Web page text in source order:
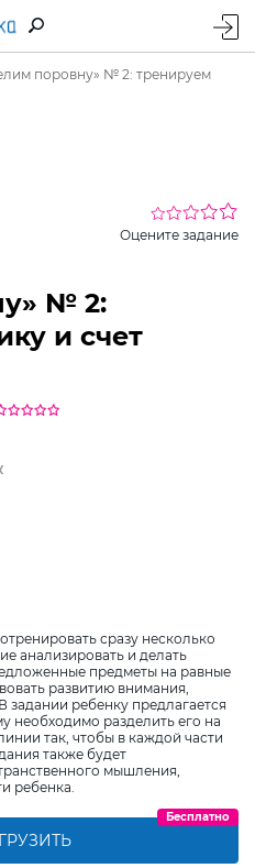
поровну» № 2: тренируем
Оцените задание
№ 2:
и счет
сразу несколько
анализировать и делать
предметы на равные
развитию внимания,
ребенку предлагается
необходимо разделить его на
так, чтобы в каждой части
также будет
мышления,
ребенка.
Бесплатно